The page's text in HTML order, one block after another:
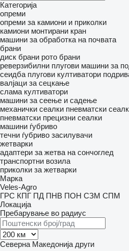
Категорија
опреми
опреми за камиони и приколки
камиони монтирани кран
машини за обработка на почвата
брани
диск брани рото брани
реверзибилни плугови машини за
сеидба плугови култиватори
валјаци за сецкање
слама култиватори
машини за сеење и садење
механички сеалки пневматски
пневматски прецизни сеалки
машини ѓубриво
течни ѓубриво засилувачи
жетварки
адаптери за жетва на сончоглед
транспортни возила
приколки за жетварки
Марка
Veles-Agro
ГРС КПГ ПД ПНВ ПОН СЗМ СПМ
Локација
Пребарување во радиус
Северна Македонија други